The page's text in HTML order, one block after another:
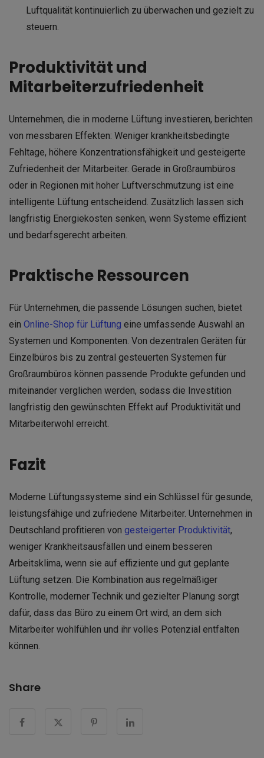
Luftqualität kontinuierlich zu überwachen und gezielt zu
steuern.
Produktivität und
Mitarbeiterzufriedenheit
Unternehmen, die in moderne Lüftung investieren, berichten
von messbaren Effekten: Weniger krankheitsbedingte
Fehltage, höhere Konzentrationsfähigkeit und gesteigerte
Zufriedenheit der Mitarbeiter. Gerade in Großraumbüros
oder in Regionen mit hoher Luftverschmutzung ist eine
intelligente Lüftung entscheidend. Zusätzlich lassen sich
langfristig Energiekosten senken, wenn Systeme effizient
und bedarfsgerecht arbeiten.
Praktische Ressourcen
Für Unternehmen, die passende Lösungen suchen, bietet
ein Online-Shop für Lüftung eine umfassende Auswahl an
Systemen und Komponenten. Von dezentralen Geräten für
Einzelbüros bis zu zentral gesteuerten Systemen für
Großraumbüros können passende Produkte gefunden und
miteinander verglichen werden, sodass die Investition
langfristig den gewünschten Effekt auf Produktivität und
Mitarbeiterwohl erreicht.
Fazit
Moderne Lüftungssysteme sind ein Schlüssel für gesunde,
leistungsfähige und zufriedene Mitarbeiter. Unternehmen in
Deutschland profitieren von gesteigerter Produktivität,
weniger Krankheitsausfällen und einem besseren
Arbeitsklima, wenn sie auf effiziente und gut geplante
Lüftung setzen. Die Kombination aus regelmäßiger
Kontrolle, moderner Technik und gezielter Planung sorgt
dafür, dass das Büro zu einem Ort wird, an dem sich
Mitarbeiter wohlfühlen und ihr volles Potenzial entfalten
können.
Share